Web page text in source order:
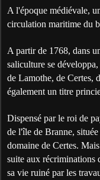
A l'époque médiévale,
circulation maritime du
A partir de 1768, dans
saliculture se développa,
de Lamothe, de Certes,
également un titre
Dispensé par le roi de
de l'île de Branne,
domaine de Certes.
suite aux récriminations
sa vie ruiné par les